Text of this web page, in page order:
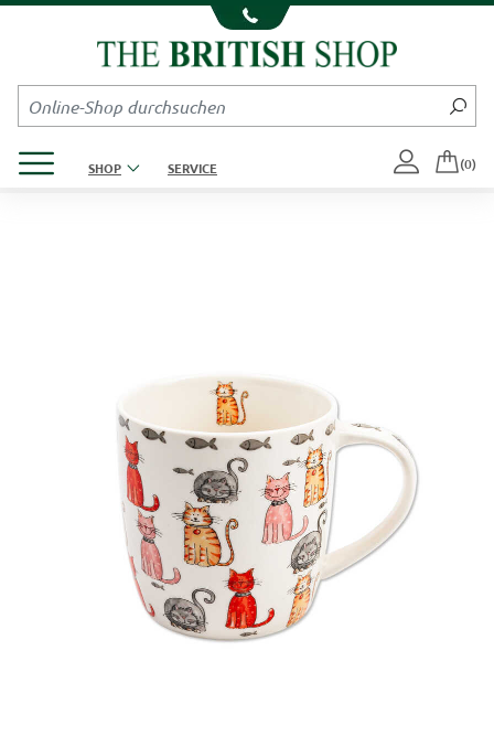
Kompletten Head der Seite überspringen
SHOP SERVICE (0)